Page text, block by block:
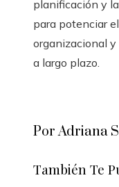
planificación y
para potenciar
organizacional
a largo plazo.
Por Adriana
También Te